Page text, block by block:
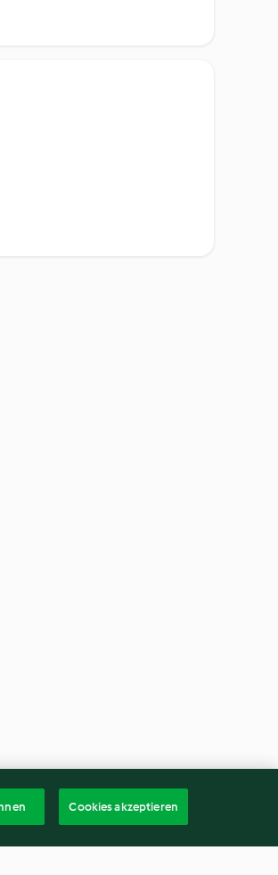
Cookies akzeptieren